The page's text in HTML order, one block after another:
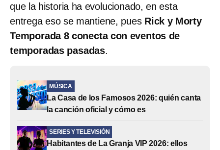
que la historia ha evolucionado, en esta
entrega eso se mantiene, pues Rick y Morty
Temporada 8 conecta con eventos de
temporadas pasadas.
MÚSICA
La Casa de los Famosos 2026: quién canta
la canción oficial y cómo es
SERIES Y TELEVISIÓN
Habitantes de La Granja VIP 2026: ellos